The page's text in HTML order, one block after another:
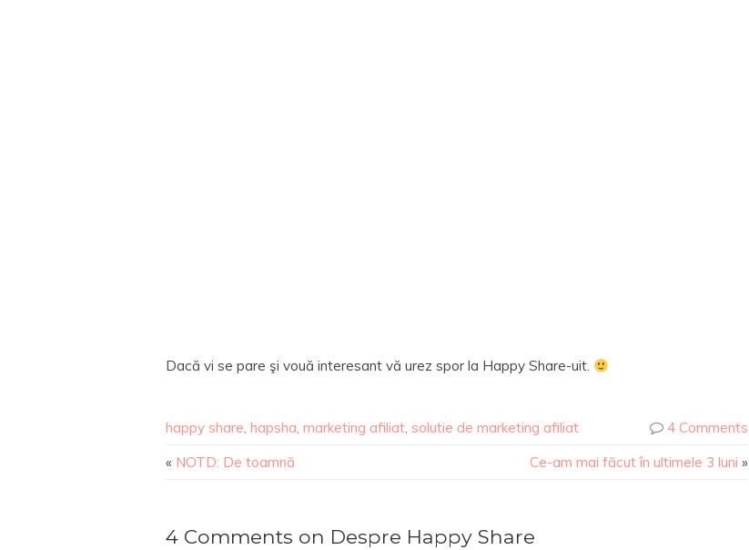
Dacă vi se pare şi vouă interesant vă urez spor la Happy Share-uit.
happy share, hapsha, marketing afiliat, solutie de marketing afiliat
4 Comments
« NOTD: De toamnă Ce-am mai făcut în ultimele 3 luni »
4 Comments on Despre Happy Share